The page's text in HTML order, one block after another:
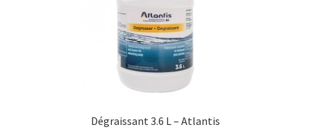
Dégraissant 3.6 L – Atlantis